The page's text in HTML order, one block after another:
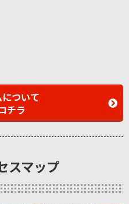
ついて
チラ
スマップ